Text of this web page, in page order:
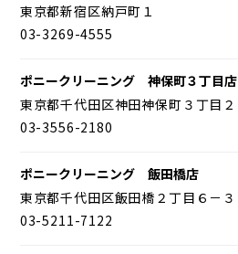
東京都新宿区納戸町１
03-3269-4555
ポニークリーニング 神保町３丁目店
東京都千代田区神田神保町３丁目２
03-3556-2180
ポニークリーニング 飯田橋店
東京都千代田区飯田橋２丁目６－３
03-5211-7122